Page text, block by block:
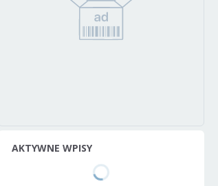
AKTYWNE WPISY